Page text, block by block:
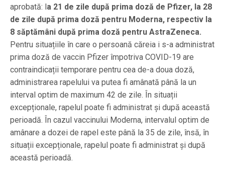
aprobată: la 21 de zile după prima doză de Pfizer, la 28
de zile după prima doză pentru Moderna, respectiv la
8 săptămâni după prima doză pentru AstraZeneca.
Pentru situațiile în care o persoană căreia i s-a administrat
prima doză de vaccin Pfizer împotriva COVID-19 are
contraindicații temporare pentru cea de-a doua doză,
administrarea rapelului va putea fi amânată până la un
interval optim de maximum 42 de zile. În situații
excepționale, rapelul poate fi administrat și după această
perioadă. În cazul vaccinului Moderna, intervalul optim de
amânare a dozei de rapel este până la 35 de zile, însă, în
situații excepționale, rapelul poate fi administrat și după
această perioadă.